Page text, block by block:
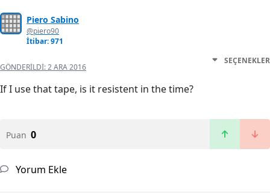
Piero Sabino
@piero90
İtibar: 971
GÖNDERILDI:2 ARA 2016
SEÇENEKLER
If I use that tape, is it resistent in the time?
Puan 0
Yorum Ekle